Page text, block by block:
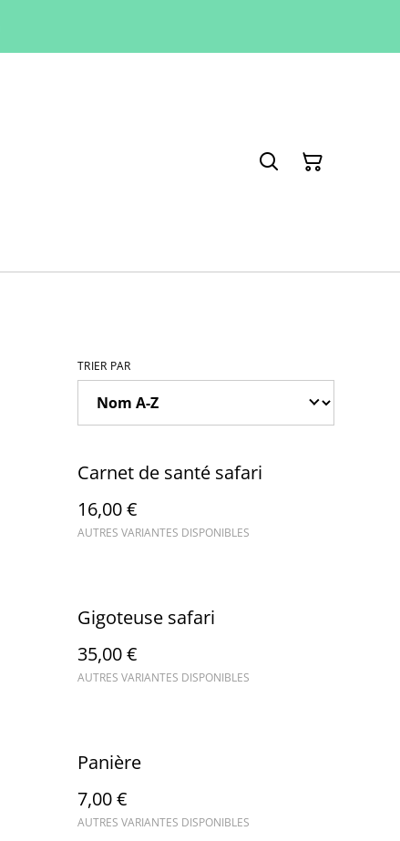
TRIER PAR
Carnet de santé safari
16,00 €
AUTRES VARIANTES DISPONIBLES
Gigoteuse safari
35,00 €
AUTRES VARIANTES DISPONIBLES
Panière
7,00 €
AUTRES VARIANTES DISPONIBLES